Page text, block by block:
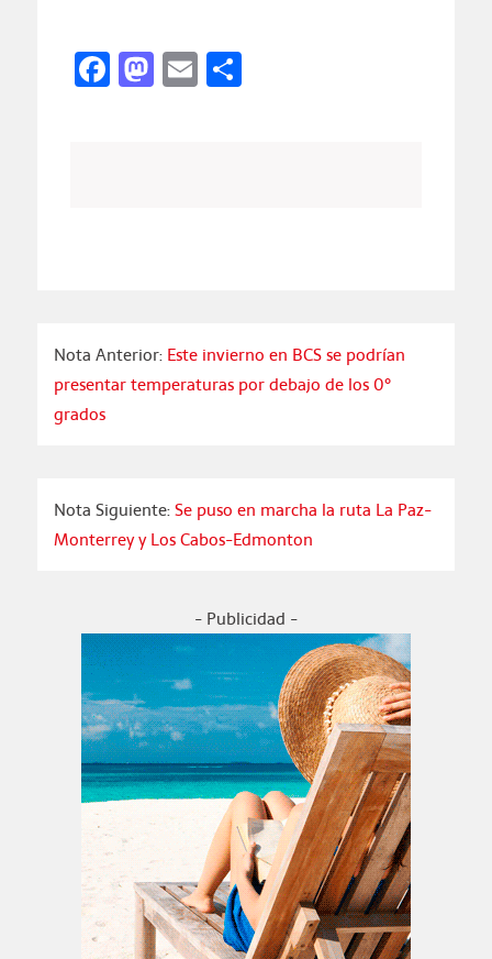
Facebook
Mastodon
EmailCompartir
Nota Anterior:Este invierno en BCS se podrían
presentar temperaturas por debajo de los 0°
grados
Nota Siguiente:Se puso en marcha la ruta La Paz-
Monterrey y Los Cabos-Edmonton
- Publicidad -